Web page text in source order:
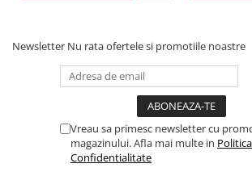
Newsletter Nu rata ofertele si promotiile noastre
Vreau sa primesc newsletter cu
magazinului. Afla mai multe in
Confidentialitate